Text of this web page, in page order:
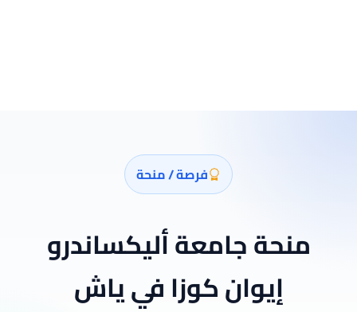
فرصة / منحة
منحة جامعة أليكساندرو
إيوان كوزا في ياش